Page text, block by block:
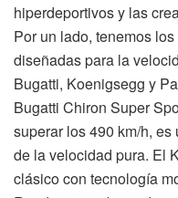
hiperdeportivos y las
Por un lado, tenemos
diseñadas para la
Bugatti, Koenigsegg y
Bugatti Chiron Super
superar los 490 km/h,
de la velocidad pura. El
clásico con tecnología